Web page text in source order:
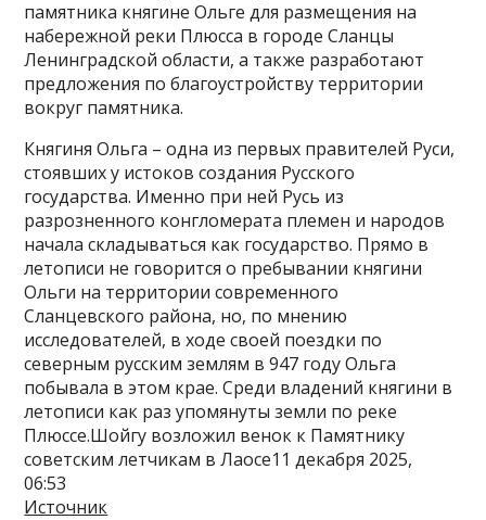
памятника княгине Ольге для размещения на
набережной реки Плюсса в городе Сланцы
Ленинградской области, а также разработают
предложения по благоустройству территории
вокруг памятника.
Княгиня Ольга – одна из первых правителей Руси,
стоявших у истоков создания Русского
государства. Именно при ней Русь из
разрозненного конгломерата племен и народов
начала складываться как государство. Прямо в
летописи не говорится о пребывании княгини
Ольги на территории современного
Сланцевского района, но, по мнению
исследователей, в ходе своей поездки по
северным русским землям в 947 году Ольга
побывала в этом крае. Среди владений княгини в
летописи как раз упомянуты земли по реке
Плюссе.Шойгу возложил венок к Памятнику
советским летчикам в Лаосе11 декабря 2025,
06:53
Источник